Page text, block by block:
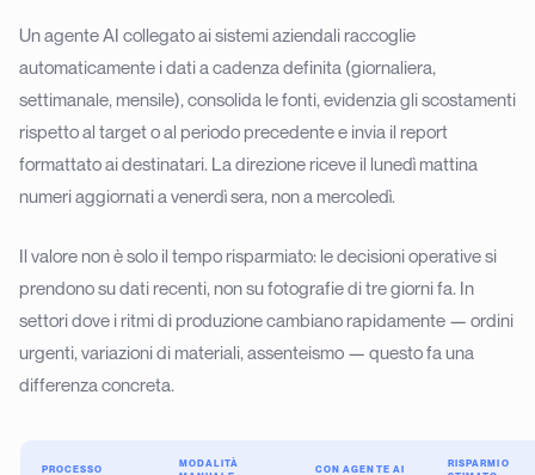
Un agente AI collegato ai sistemi aziendali raccoglie
automaticamente i dati a cadenza definita (giornaliera,
settimanale, mensile), consolida le fonti, evidenzia gli scostamenti
rispetto al target o al periodo precedente e invia il report
formattato ai destinatari. La direzione riceve il lunedì mattina
numeri aggiornati a venerdì sera, non a mercoledì.
Il valore non è solo il tempo risparmiato: le decisioni operative si
prendono su dati recenti, non su fotografie di tre giorni fa. In
settori dove i ritmi di produzione cambiano rapidamente — ordini
urgenti, variazioni di materiali, assenteismo — questo fa una
differenza concreta.
PROCESSO
MODALITÀ
CON AGENTE AI
RISPARMIO